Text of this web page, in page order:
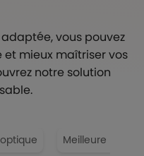
vous pouvez
mieux maîtriser vos
notre solution
Meilleure